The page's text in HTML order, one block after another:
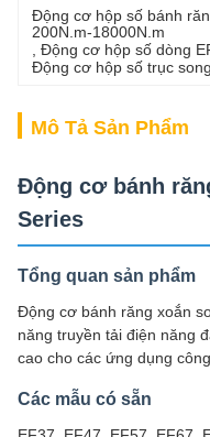
Động cơ hộp số bánh
200N.m-18000N.m
Động cơ hộp số dòng
Động cơ hộp số trục
Mô Tả Sản Phẩm
Động cơ bánh
Series
Tổng quan sản phẩm
Động cơ bánh răng xoắn
năng truyền tải điện năng
cao cho các ứng dụng
Các mẫu có sẵn